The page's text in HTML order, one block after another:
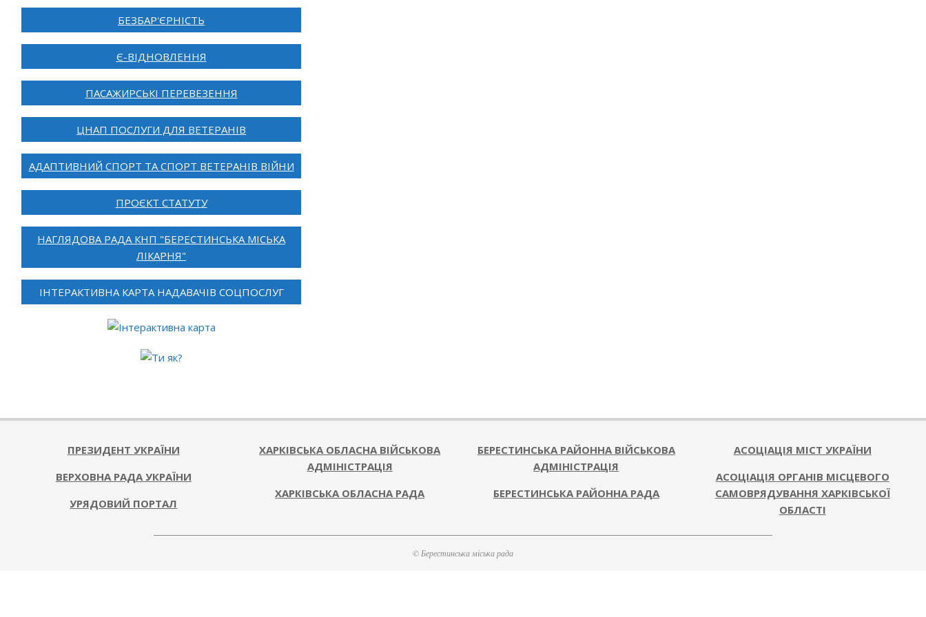
БЕЗБАР'ЄРНІСТЬ
Є-ВІДНОВЛЕННЯ
ПАСАЖИРСЬКІ ПЕРЕВЕЗЕННЯ
ЦНАП ПОСЛУГИ ДЛЯ ВЕТЕРАНІВ
АДАПТИВНИЙ СПОРТ ТА СПОРТ ВЕТЕРАНІВ ВІЙНИ
ПРОЄКТ СТАТУТУ
НАГЛЯДОВА РАДА КНП "БЕРЕСТИНСЬКА МІСЬКА
ЛІКАРНЯ"
ІНТЕРАКТИВНА КАРТА НАДАВАЧІВ СОЦПОСЛУГ
ПРЕЗИДЕНТ УКРАЇНИ
ВЕРХОВНА РАДА УКРАЇНИ
УРЯДОВИЙ ПОРТАЛ
ХАРКІВСЬКА ОБЛАСНА ВІЙСЬКОВА
АДМІНІСТРАЦІЯ
ХАРКІВСЬКА ОБЛАСНА РАДА
БЕРЕСТИНСЬКА РАЙОННА ВІЙСЬКОВА
АДМІНІСТРАЦІЯ
БЕРЕСТИНСЬКА РАЙОННА РАДА
АСОЦІАЦІЯ МІСТ УКРАЇНИ
АСОЦІАЦІЯ ОРГАНІВ МІСЦЕВОГО
САМОВРЯДУВАННЯ ХАРКІВСЬКОЇ
ОБЛАСТІ
© Берестинська міська рада